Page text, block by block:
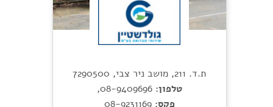
ת.ד. 211, מושב ניר צבי, 7290500
טלפון: 08-9409696
,
פקס: 08-9231169